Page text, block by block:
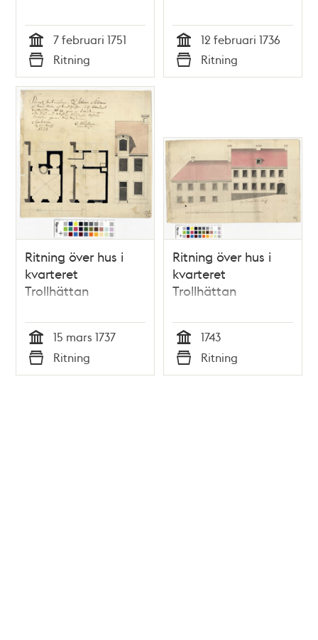
Tid
7 februari 1751
Typ
Ritning Tid
12 februari 1736
Typ
Ritning
Ritning över hus i
kvarteret
Trollhättan
Tid
15 mars 1737
Typ
Ritning
Ritning över hus i
kvarteret
Trollhättan
Tid
1743
Typ
Ritning